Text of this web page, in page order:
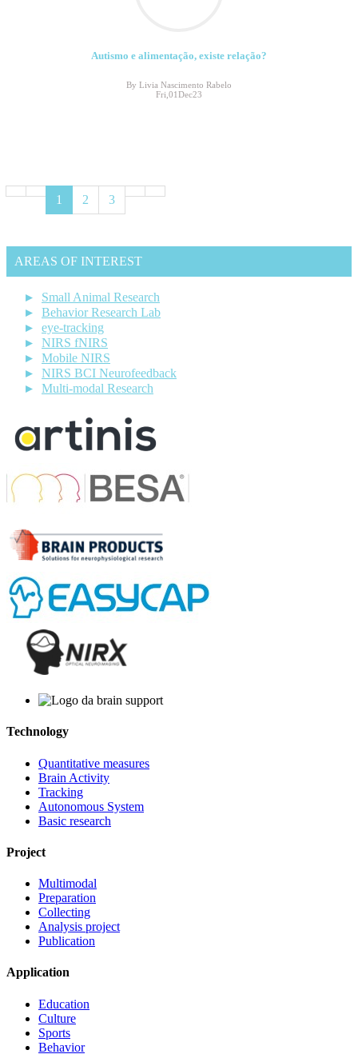
Autismo e alimentação, existe relação?
By Livia Nascimento Rabelo
Fri,01Dec23
1 2 3
AREAS OF INTEREST
Small Animal Research
Behavior Research Lab
eye-tracking
NIRS fNIRS
Mobile NIRS
NIRS BCI Neurofeedback
Multi-modal Research
Technology
Quantitative measures
Brain Activity
Tracking
Autonomous System
Basic research
Project
Multimodal
Preparation
Collecting
Analysis project
Publication
Application
Education
Culture
Sports
Behavior